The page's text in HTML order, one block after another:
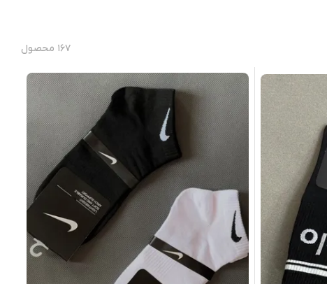
۱۶۷ محصول